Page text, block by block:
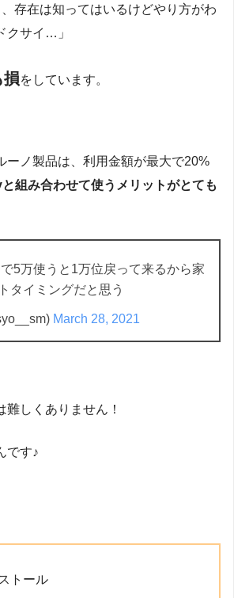
、存在は知ってはいるけどやり方がわ
クサイ…」
損をしています。
ーノ製品は、利用金額が最大で20%
組み合わせて使うメリットがとても
5万使うと1万位戻って来るから家
タイミングだと思う
March 28, 2021
難しくありません！
です♪
トール